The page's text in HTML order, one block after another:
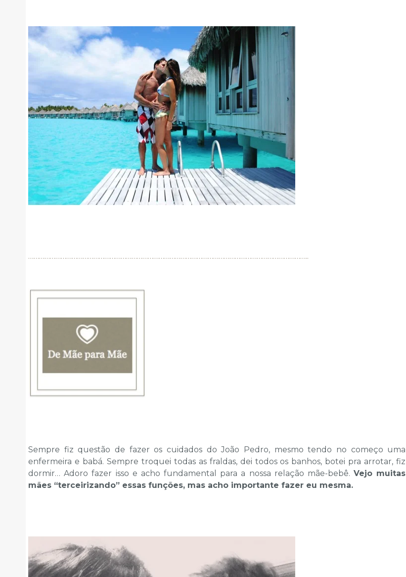
………………………………………………………………………………………………………………………………………..
Sempre fiz questão de fazer os cuidados do João Pedro, mesmo tendo no começo uma
enfermeira e babá. Sempre troquei todas as fraldas, dei todos os banhos, botei pra arrotar, fiz
dormir… Adoro fazer isso e acho fundamental para a nossa relação mãe-bebê.Vejo muitas
mães “terceirizando” essas funções, mas acho importante fazer eu mesma.